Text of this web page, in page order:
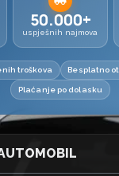
50.000+
uspješnih najmova
troškova Besplatno
Plaćanje po dolasku